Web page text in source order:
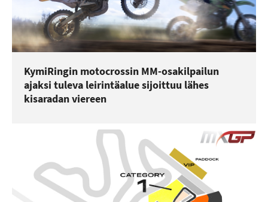
KymiRingin motocrossin MM-osakilpailun
ajaksi tuleva leirintäalue sijoittuu lähes
kisaradan viereen